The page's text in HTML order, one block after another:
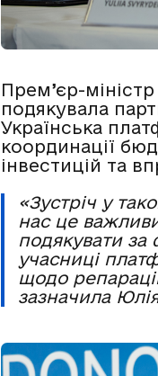
Прем’єр-
подякувала
Українська
координації
інвестицій та
«Зустріч у
нас це
подякувати за
учасниці
щодо
зазначила